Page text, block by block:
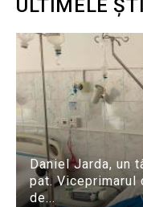
ULTIMELE
Daniel Jarda, un
pat. Viceprimarul
de...